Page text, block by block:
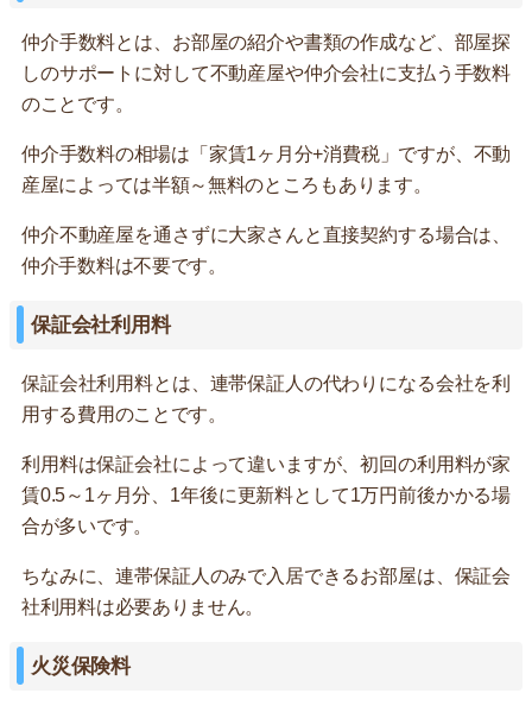
仲介手数料とは、お部屋の紹介や書類の作成など、部屋探
しのサポートに対して不動産屋や仲介会社に支払う手数料
のことです。
仲介手数料の相場は「家賃1ヶ月分+消費税」ですが、不動
産屋によっては半額～無料のところもあります。
仲介不動産屋を通さずに大家さんと直接契約する場合は、
仲介手数料は不要です。
保証会社利用料
保証会社利用料とは、連帯保証人の代わりになる会社を利
用する費用のことです。
利用料は保証会社によって違いますが、初回の利用料が家
賃0.5～1ヶ月分、1年後に更新料として1万円前後かかる場
合が多いです。
ちなみに、連帯保証人のみで入居できるお部屋は、保証会
社利用料は必要ありません。
火災保険料